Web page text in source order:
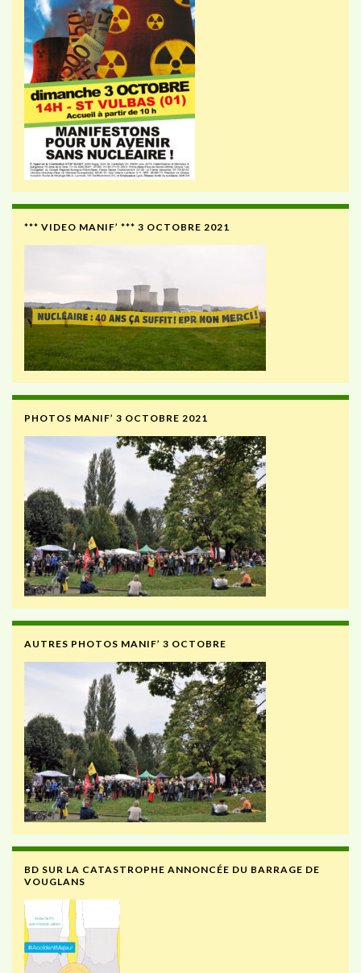
*** VIDEO MANIF’ *** 3 OCTOBRE 2021
PHOTOS MANIF’ 3 OCTOBRE 2021
AUTRES PHOTOS MANIF’ 3 OCTOBRE
BD SUR LA CATASTROPHE ANNONCÉE DU BARRAGE DE
VOUGLANS